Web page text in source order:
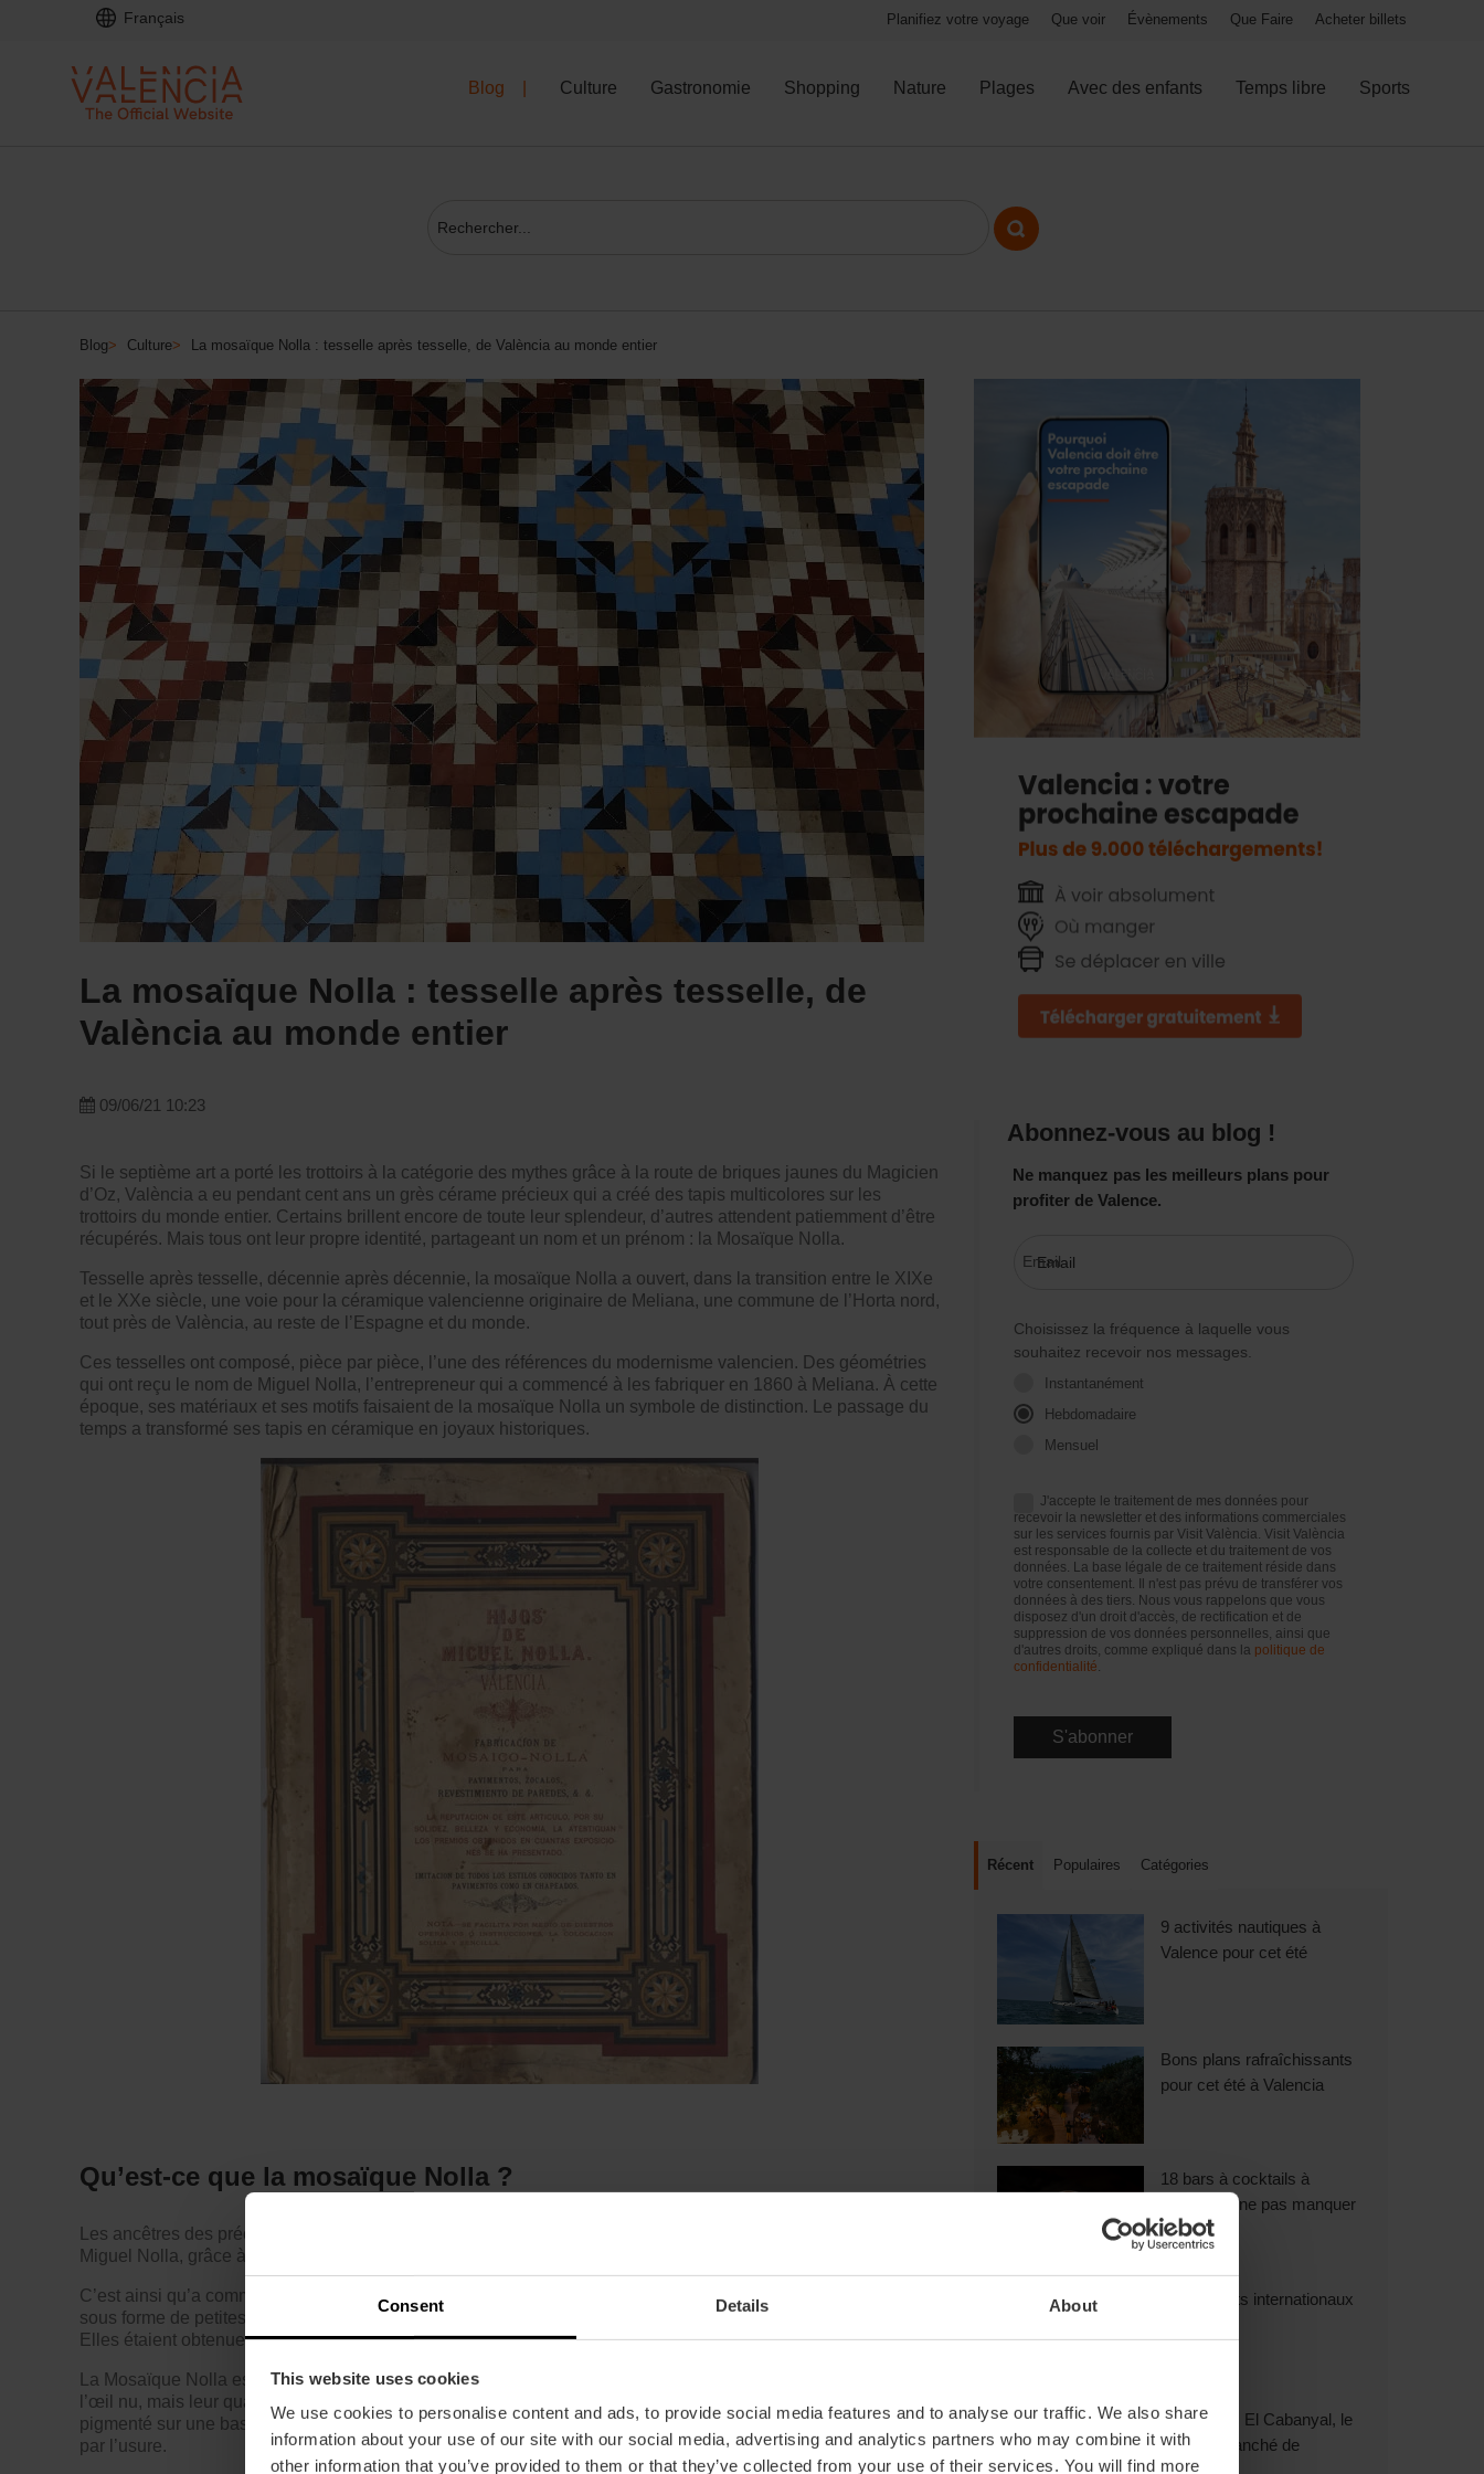
Consent Details About
This website uses cookies
We use cookies to personalise content and ads, to provide social media features and to analyse our traffic. We also share
information about your use of our site with our social media, advertising and analytics partners who may combine it with
other information that you’ve provided to them or that they’ve collected from your use of their services. You will find more
Français Planifiez votre voyage Que voir Évènements Que Faire Acheter billets
Blog Culture Gastronomie Shopping Nature Plages Avec des enfants Temps libre Sports
Blog> Culture> La mosaïque Nolla : tesselle après tesselle, de València au monde entier
La mosaïque Nolla : tesselle après tesselle, de
València au monde entier
09/06/21 10:23
Si le septième art a porté les trottoirs à la catégorie des mythes grâce à la route de briques jaunes du Magicien
d’Oz, València a eu pendant cent ans un grès cérame précieux qui a créé des tapis multicolores sur les
trottoirs du monde entier. Certains brillent encore de toute leur splendeur, d’autres attendent patiemment d’être
récupérés. Mais tous ont leur propre identité, partageant un nom et un prénom : la Mosaïque Nolla.
Tesselle après tesselle, décennie après décennie, la mosaïque Nolla a ouvert, dans la transition entre le XIXe
et le XXe siècle, une voie pour la céramique valencienne originaire de Meliana, une commune de l’Horta nord,
tout près de València, au reste de l’Espagne et du monde.
Ces tesselles ont composé, pièce par pièce, l’une des références du modernisme valencien. Des géométries
qui ont reçu le nom de Miguel Nolla, l’entrepreneur qui a commencé à les fabriquer en 1860 à Meliana. À cette
époque, ses matériaux et ses motifs faisaient de la mosaïque Nolla un symbole de distinction. Le passage du
temps a transformé ses tapis en céramique en joyaux historiques.
Qu’est-ce que la mosaïque Nolla ?
Les ancêtres des précieuses tesselles sont arrivés en Espagne depuis l’Angleterre, grâce à l’entrepreneur
Miguel Nolla, grâce à un privilège de fabrication accordé par la reine Isabelle II d’Espagne.
C’est ainsi qu’a commencé à être fabriquée à València la première céramique à haut rendement en Espagne,
sous forme de petites pièces colorées en grès cérame mat, de quatre ou cinq centimètres de côté.
Elles étaient obtenues en pressant de l’argile pulvérisée et en la cuisant à plus de 1 200 ºC.
La Mosaïque Nolla est différente des carreaux de ciment, apparus plus tard. Ils peuvent sembler similaires à
l’œil nu, mais leur qualité et leur coût sont inférieurs. Ce sont des pièces composées d’une couche de ciment
pigmenté sur une base en ciment. Le tout est pressé et séché à l’air libre. Avec le temps, la surface est polie
par l’usure.
Abonnez-vous au blog !
Ne manquez pas les meilleurs plans pour
profiter de Valence.
Email
Choisissez la fréquence à laquelle vous
souhaitez recevoir nos messages.
Instantanément
Hebdomadaire
Mensuel
J'accepte le traitement de mes données pour
recevoir la newsletter et des informations commerciales
sur les services fournis par Visit València. Visit València
est responsable de la collecte et du traitement de vos
données. La base légale de ce traitement réside dans
votre consentement. Il n'est pas prévu de transférer vos
données à des tiers. Nous vous rappelons que vous
disposez d'un droit d'accès, de rectification et de
suppression de vos données personnelles, ainsi que
d'autres droits, comme expliqué dans la politique de
confidentialité
Récent Populaires Catégories
9 activités nautiques à
Valence pour cet été
Bons plans rafraîchissants
pour cet été à Valencia
18 bars à cocktails à
Valencia à ne pas manquer
Restaurants internationaux
Découvrez El Cabanyal, le
quartier branché de
Valencia